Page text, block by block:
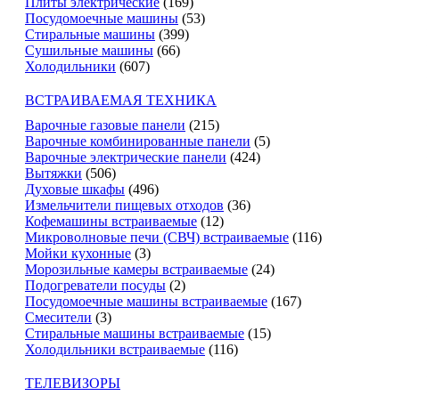
Посудомоечные машины (53)
Стиральные машины (399)
Сушильные машины (66)
Холодильники (607)
ВСТРАИВАЕМАЯ ТЕХНИКА
Варочные газовые панели (215)
Варочные комбинированные панели (5)
Варочные электрические панели (424)
Вытяжки (506)
Духовые шкафы (496)
Измельчители пищевых отходов (36)
Кофемашины встраиваемые (12)
Микроволновые печи (СВЧ) встраиваемые (116)
Мойки кухонные (3)
Морозильные камеры встраиваемые (24)
Подогреватели посуды (2)
Посудомоечные машины встраиваемые (167)
Смесители (3)
Стиральные машины встраиваемые (15)
Холодильники встраиваемые (116)
ТЕЛЕВИЗОРЫ